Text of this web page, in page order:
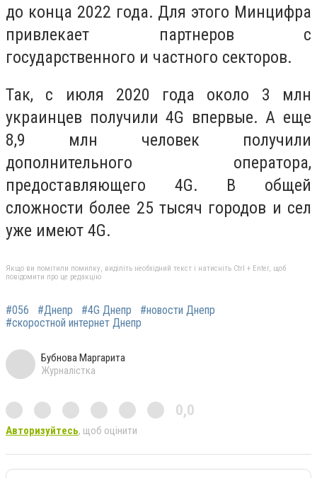
до конца 2022 года. Для этого Минцифра
привлекает партнеров с
государственного и частного секторов.
Так, с июля 2020 года около 3 млн
украинцев получили 4G впервые. А еще
8,9 млн человек получили
дополнительного оператора,
предоставляющего 4G. В общей
сложности более 25 тысяч городов и сел
уже имеют 4G.
Якщо ви помітили помилку, виділіть необхідний текст і натисніть Ctrl + Enter, щоб
повідомити про це редакцію
#056 #Днепр #4G Днепр
#новости Днепр
#скоростной интернет Днепр
Бубнова Маргарита
Журналістка
0,0
Авторизуйтесь, щоб оцінити